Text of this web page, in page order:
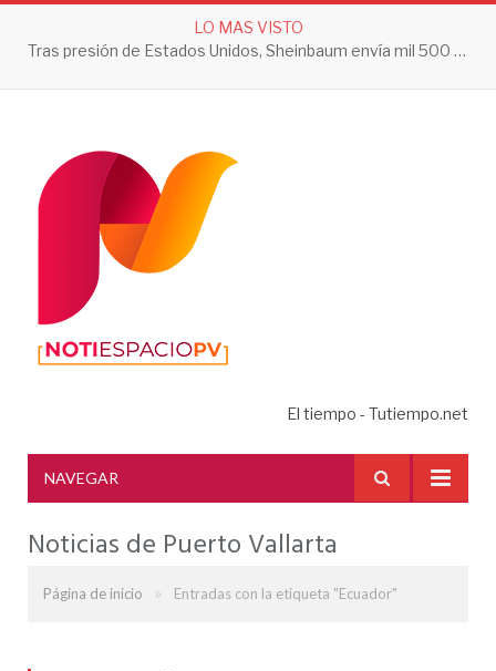
LO MAS VISTO
Tras presión de Estados Unidos, Sheinbaum envía mil 500 soldados a Michoacán
El tiempo - Tutiempo.net
NAVEGAR
Noticias de Puerto Vallarta
Página de inicio » Entradas con la etiqueta "Ecuador"